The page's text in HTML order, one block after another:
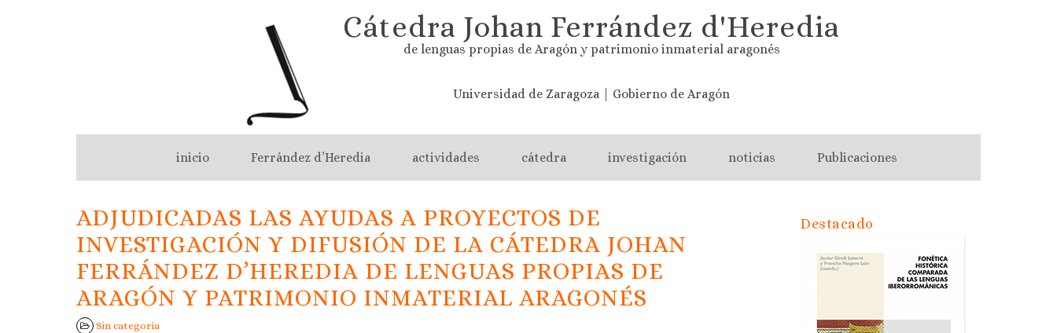
Cátedra Johan Ferrández d'Heredia
de lenguas propias de Aragón y patrimonio inmaterial aragonés
Universidad de Zaragoza | Gobierno de Aragón
inicio Ferrández d’Heredia actividades cátedra investigación noticias Publicaciones
ADJUDICADAS LAS AYUDAS A PROYECTOS DE
INVESTIGACIÓN Y DIFUSIÓN DE LA CÁTEDRA JOHAN
FERRÁNDEZ D’HEREDIA DE LENGUAS PROPIAS DE
ARAGÓN Y PATRIMONIO INMATERIAL ARAGONÉS
Sin categoría
Destacado